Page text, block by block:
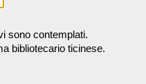
sono contemplati.
bibliotecario ticinese.